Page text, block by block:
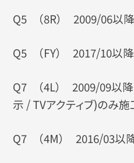
Q5 （8R） 2009/06以
Q5 （FY） 2017/10以降
Q7 （4L） 2009/09以
示 / TVアクティブ)のみ
Q7 （4M） 2016/03以